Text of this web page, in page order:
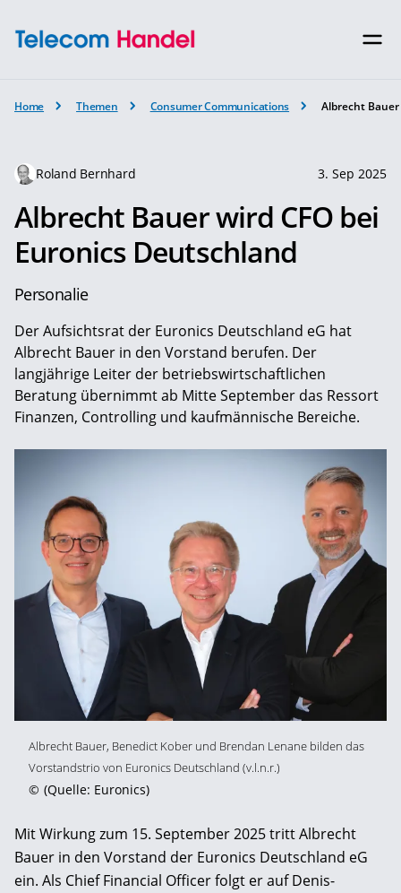
Home Themen Consumer Communications Albrecht
Roland Bernhard 3. Sep 2025
Albrecht Bauer wird CFO bei
Euronics Deutschland
Personalie
Der Aufsichtsrat der Euronics Deutschland eG hat
Albrecht Bauer in den Vorstand berufen. Der
langjährige Leiter der betriebswirtschaftlichen
Beratung übernimmt ab Mitte September das Ressort
Finanzen, Controlling und kaufmännische Bereiche.
Albrecht Bauer, Benedict Kober und Brendan Lenane bilden das
Vorstandstrio von Euronics Deutschland (v.l.n.r.)
© (Quelle: Euronics)
Mit Wirkung zum 15. September 2025 tritt Albrecht
Bauer in den Vorstand der Euronics Deutschland eG
ein. Als Chief Financial Officer folgt er auf Denis-